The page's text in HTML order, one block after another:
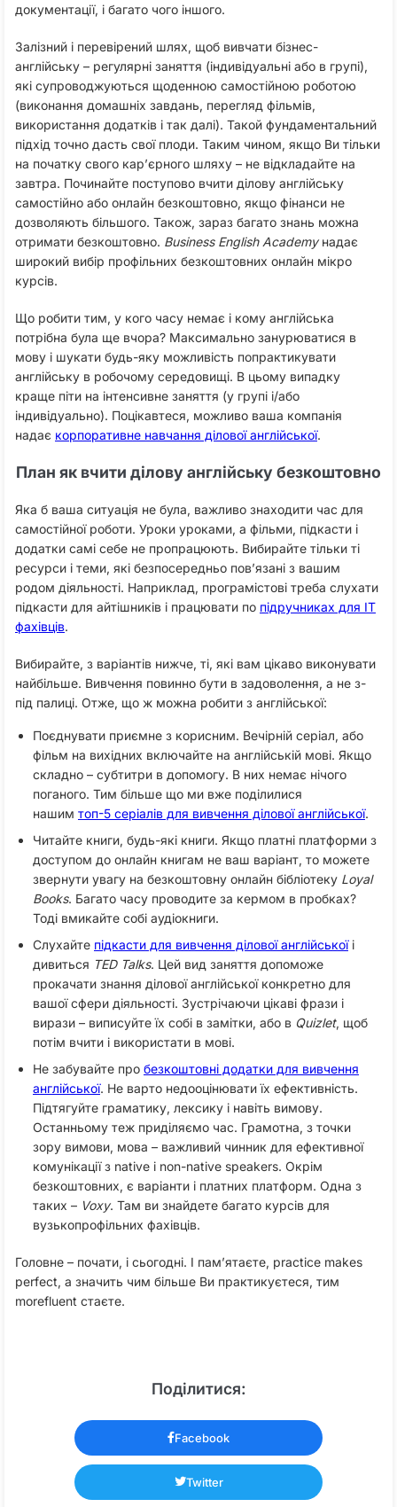
документації, і багато чого іншого.
Залізний і перевірений шлях, щоб вивчати бізнес-
англійську – регулярні заняття (індивідуальні або в групі),
які супроводжуються щоденною самостійною роботою
(виконання домашніх завдань, перегляд фільмів,
використання додатків і так далі). Такой фундаментальний
підхід точно дасть свої плоди. Таким чином, якщо Ви тільки
на початку свого кар’єрного шляху – не відкладайте на
завтра. Починайте поступово вчити ділову англійську
самостійно або онлайн безкоштовно, якщо фінанси не
дозволяють більшого. Також, зараз багато знань можна
отримати безкоштовно. Business English Academyнадає
широкий вибір профільних безкоштовних онлайн мікро
курсів.
Що робити тим, у кого часу немає і кому англійська
потрібна була ще вчора? Максимально занурюватися в
мову і шукати будь-яку можливість попрактикувати
англійську в робочому середовищі. В цьому випадку
краще піти на інтенсивне заняття (у групі і/або
індивідуально). Поцікавтеся, можливо ваша компанія
надає корпоративне навчання ділової англійської.
План як вчити ділову англійську безкоштовно
Яка б ваша ситуація не була, важливо знаходити час для
самостійної роботи. Уроки уроками, а фільми, підкасти і
додатки самі себе не пропрацюють. Вибирайте тільки ті
ресурси і теми, які безпосередньо пов’язані з вашим
родом діяльності. Наприклад, програмістові треба слухати
підкасти для айтішників і працювати по підручниках для IT
фахівців.
Вибирайте, з варіантів нижче, ті, які вам цікаво виконувати
найбільше. Вивчення повинно бути в задоволення, а не з-
під палиці. Отже, що ж можна робити з англійської:
Поєднувати приємне з корисним. Вечірній серіал, або
фільм на вихідних включайте на англійській мові. Якщо
складно – субтитри в допомогу. В них немає нічого
поганого. Тим більше що ми вже поділилися
нашим топ-5 серіалів для вивчення ділової англійської.
Читайте книги, будь-які книги. Якщо платні платформи з
доступом до онлайн книгам не ваш варіант, то можете
звернути увагу на безкоштовну онлайн бібліотеку Loyal
Books. Багато часу проводите за кермом в пробках?
Тоді вмикайте собі аудіокниги.
Слухайте підкасти для вивчення ділової англійськоїі
дивиться TED Talks. Цей вид заняття допоможе
прокачати знання ділової англійської конкретно для
вашої сфери діяльності. Зустрічаючи цікаві фрази і
вирази – виписуйте їх собі в замітки, або в Quizlet, щоб
потім вчити і використати в мові.
Не забувайте про безкоштовні додатки для вивчення
англійської. Не варто недооцінювати їх ефективність.
Підтягуйте граматику, лексику і навіть вимову.
Останньому теж приділяємо час. Грамотна, з точки
зору вимови, мова – важливий чинник для ефективної
комунікації з native і non-native speakers. Окрім
безкоштовних, є варіанти і платних платформ. Одна з
таких – Voxy. Там ви знайдете багато курсів для
вузькопрофільних фахівців.
Головне – почати, і сьогодні. І пам’ятаєте, practice makes
perfect, а значить чим більше Ви практикуєтеся, тим
morefluent стаєте.
Поділитися:
Facebook
Twitter